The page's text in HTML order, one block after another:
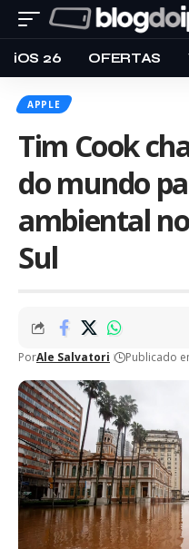
iOS 26 OFERTAS
APPLE
Tim Cook
do mundo
ambiental
Sul
PorAle Salvatori Publicado